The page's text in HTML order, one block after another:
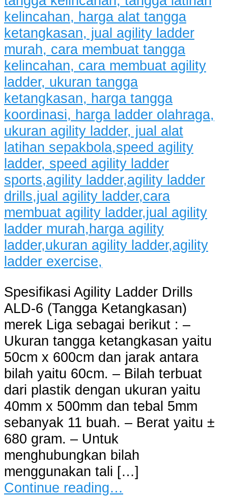
Spesifikasi Agility Ladder Drills
ALD-6 (Tangga Ketangkasan)
merek Liga sebagai berikut : –
Ukuran tangga ketangkasan yaitu
50cm x 600cm dan jarak antara
bilah yaitu 60cm. – Bilah terbuat
dari plastik dengan ukuran yaitu
40mm x 500mm dan tebal 5mm
sebanyak 11 buah. – Berat yaitu ±
680 gram. – Untuk
menghubungkan bilah
menggunakan tali […]
Continue reading…